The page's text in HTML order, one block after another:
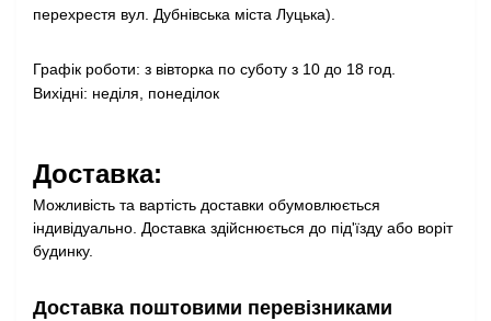
перехрестя вул. Дубнівська міста Луцька).
Графік роботи: з вівторка по суботу з 10 до 18 год.
Вихідні: неділя, понеділок
Доставка:
Можливість та вартість доставки обумовлюється
індивідуально. Доставка здійснюється до під'їзду або воріт
будинку.
Доставка поштовими перевізниками